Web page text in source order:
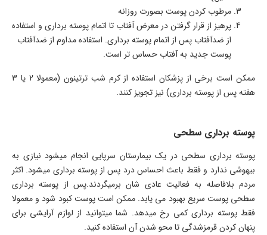
مرطوب کردن پوست بصورت روزانه
پرهیز از قرار گرفتن در معرض آفتاب تا اتمام پوسته برداری و استفاده
از ضدآفتاب پس از اتمام پوسته برداری. استفاده مداوم از ضدآفتاب
پوست جدید به آفتاب حساس تر است.
ممکن است برخی از پزشکان استفاده از کرم شب ترتینون (معمولا 2 یا 3
هفته پس از پوسته برداری) نیز تجویز کنند.
پوسته برداری سطحی
پوسته برداری سطحی در یک بیمارستان سرپایی انجام میشود نیازی به
بیهوشی ندارد و فقط باعث احساس درد پس از پوسته برداری میشود. اکثر
مردم بلافاصله به فعالیت عادی شان برمیگردند.پس از پوسته برداری
سطحی پوست سریع بهبود می یابد. ممکن است پوست کبود شود و معمولا
فقط پوسته برداری کمی رخ میدهد. شما میتوانید از لوازم آرایشی برای
پنهان کردن قرمزشدگی تا محو شدن آن استفاده کنید.